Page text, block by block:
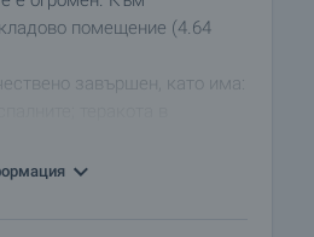
помещение (4.64
завършен, като има: